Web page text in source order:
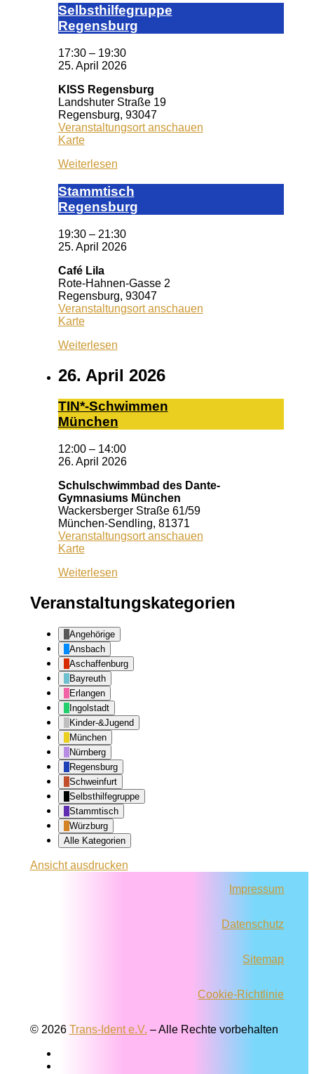
Selbst­hil­fe­grup­pe
Re­gens­burg
17:30 – 19:30
25. April 2026
KISS Regensburg
Landshuter Straße 19
Regensburg, 93047
Veranstaltungsort anschauen
KarteKISS
Weiterlesen
Stamm­tisch
Reg­ens­burg
19:30 – 21:30
25. April 2026
Café Lila
Rote-Hahnen-Gasse 2
Regensburg, 93047
Veranstaltungsort anschauen
KarteCafé
Weiterlesen
26. April 2026
TIN*-Schwimmen
München
12:00 – 14:00
26. April 2026
Schulschwimmbad des Dante-
Gymnasiums München
Wackersberger Straße 61/59
München-Sendling, 81371
Veranstaltungsort anschauen
KarteSchulschwimmbad
Dante-
München
Weiterlesen
Veranstaltungskategorien
Angehörige
Ansbach
Aschaffenburg
Bayreuth
Erlangen
Ingolstadt
Kinder-&Jugend
München
Nürnberg
Regensburg
Schweinfurt
Selbsthilfegruppe
Stammtisch
Würzburg
Alle Kategorien
Ansichtausdrucken
Impressum
Datenschutz
Sitemap
Cookie-Richtlinie
© 2026 Trans-Ident e.V. – Alle Rechte vorbehalten